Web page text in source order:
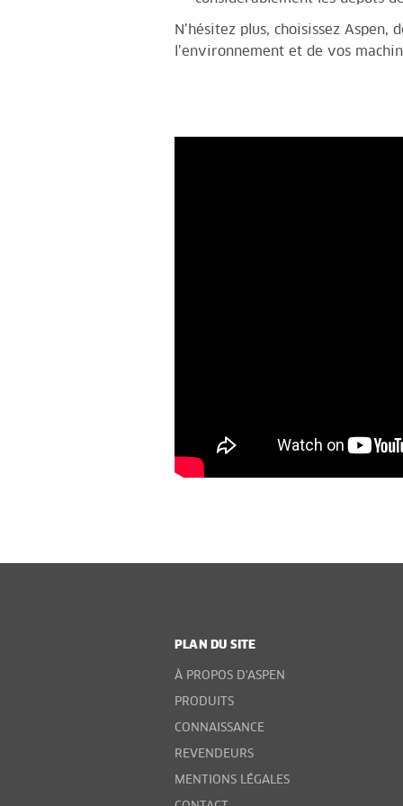
N’hésitez plus, choisissez Aspen,
l’environnement et de vos
PLAN DU SITE
À PROPOS D'ASPEN
PRODUITS
CONNAISSANCE
REVENDEURS
MENTIONS LÉGALES